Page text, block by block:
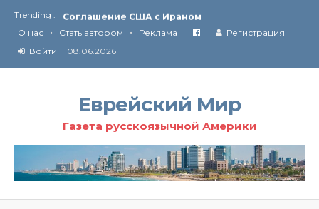
Trending :
Соглашение США с Ираном
Технология Революции в Иране
О нас • Стать автором • Реклама
Регистрация
Войти
08.06.2026
Еврейский Мир
Газета русскоязычной Америки